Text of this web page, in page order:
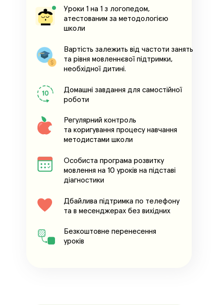
Уроки 1 на 1 з логопедом,
атестованим за методологією
школи
Вартість залежить від частоти занять
та рівня мовленнєвої підтримки,
необхідної дитині.
Особиста програма розвитку
мовлення на 10 уроків на підставі
діагностики
Домашні завдання для самостійної
роботи
Регулярний контроль
та коригування процесу навчання
методистами школи
Безкоштовне перенесення
уроків
Дбайлива підтримка по телефону
та в месенджерах без вихідних